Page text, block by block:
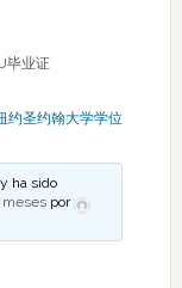
毕业证
约圣约翰大学学位
ha sido
meses por